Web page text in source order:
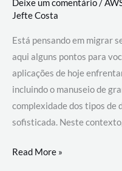
Deixe um comentário/
Jefte Costa
Está pensando em migrar
aqui alguns pontos para
aplicações de hoje
incluindo o manuseio de
complexidade dos tipos de
sofisticada. Neste
Por
Read More »